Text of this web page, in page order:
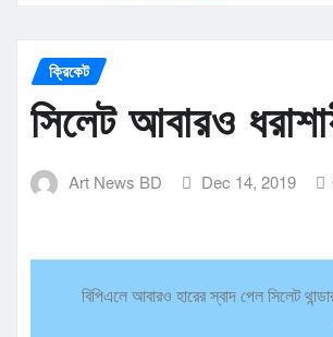
ক্রিকেট
সিলেট আবারও
Art News BD Dec 14, 2019
বিপিএলে আবারও হারের স্বাদ পেল সিলেট